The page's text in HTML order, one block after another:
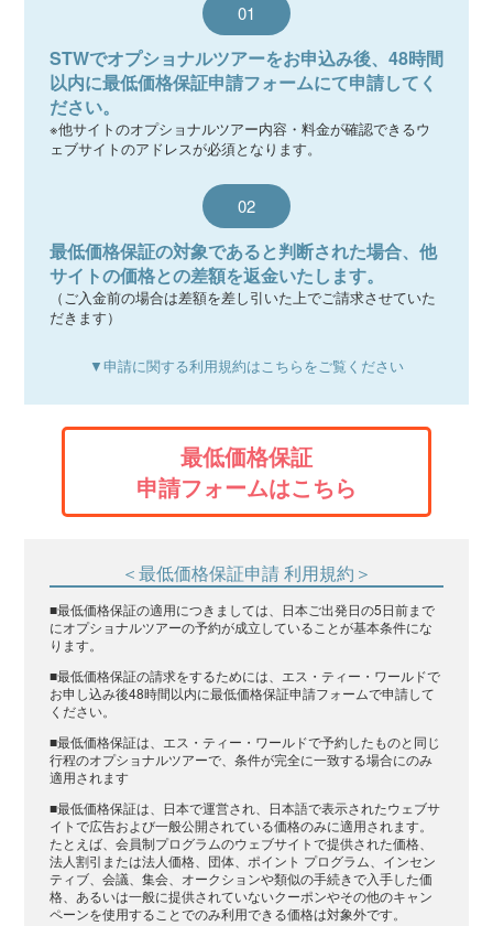
01
STWでオプショナルツアーをお申込み後、48時間
以内に最低価格保証申請フォームにて申請してく
ださい。
※他サイトのオプショナルツアー内容・料金が確認できるウ
ェブサイトのアドレスが必須となります。
02
最低価格保証の対象であると判断された場合、他
サイトの価格との差額を返金いたします。
（ご入金前の場合は差額を差し引いた上でご請求させていた
だきます）
▼申請に関する利用規約はこちらをご覧ください
最低価格保証
申請フォームはこちら
＜最低価格保証申請 利用規約＞
■最低価格保証の適用につきましては、日本ご出発日の5日前まで
にオプショナルツアーの予約が成立していることが基本条件にな
ります。
■最低価格保証の請求をするためには、エス・ティー・ワールドで
お申し込み後48時間以内に最低価格保証申請フォームで申請して
ください。
■最低価格保証は、エス・ティー・ワールドで予約したものと同じ
行程のオプショナルツアーで、条件が完全に一致する場合にのみ
適用されます
■最低価格保証は、日本で運営され、日本語で表示されたウェブサ
イトで広告および一般公開されている価格のみに適用されます。
たとえば、会員制プログラムのウェブサイトで提供された価格、
法人割引または法人価格、団体、ポイント プログラム、インセン
ティブ、会議、集会、オークションや類似の手続きで入手した価
格、あるいは一般に提供されていないクーポンやその他のキャン
ペーンを使用することでのみ利用できる価格は対象外です。